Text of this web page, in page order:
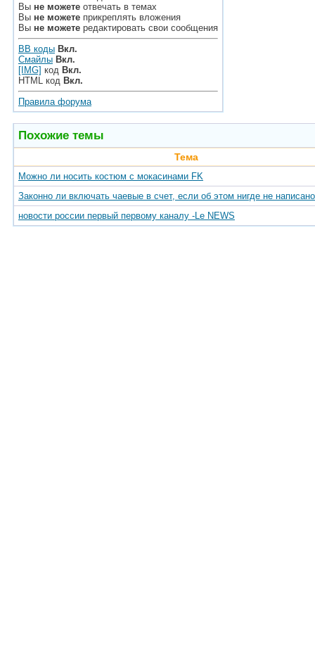
Вы не можете отвечать в темах
Вы не можете прикреплять вложения
Вы не можете редактировать свои сообщения
BB коды Вкл.
Смайлы Вкл.
[IMG] код Вкл.
HTML код Вкл.
Правила форума
Похожие темы
Тема
Можно ли носить костюм с мокасинами FK
Законно ли включать чаевые в счет, если об этом нигде не
новости россии первый первому каналу -Le NEWS